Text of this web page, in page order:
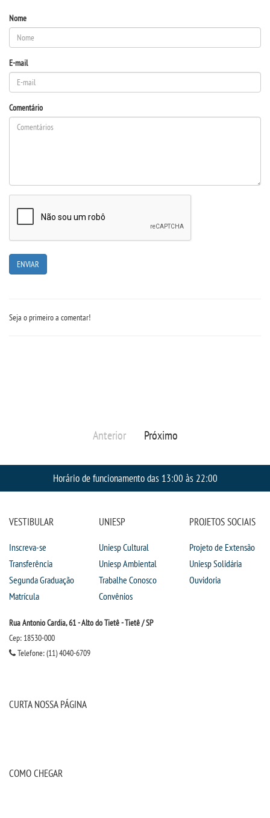
Nome
E-mail
Comentário
Seja o primeiro a comentar!
Anterior Próximo
Horário de funcionamento das 13:00 às 22:00
VESTIBULAR
Inscreva-se
Transferência
Segunda Graduação
Matrícula
UNIESP
Uniesp Cultural
Uniesp Ambiental
Trabalhe Conosco
Convênios
PROJETOS SOCIAIS
Projeto de Extensão
Uniesp Solidária
Ouvidoria
Rua Antonio Cardia, 61 - Alto do Tietê - Tietê / SP
Cep: 18530-000
Telefone: (11) 4040-6709
CURTA NOSSA PÁGINA
COMO CHEGAR